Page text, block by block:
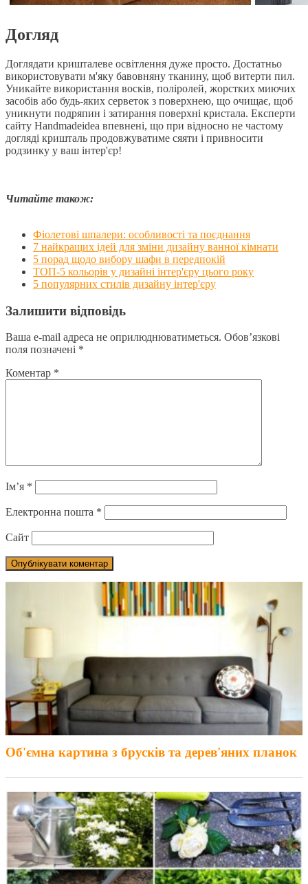
Догляд
Доглядати кришталеве освітлення дуже просто. Достатньо
використовувати м'яку бавовняну тканину, щоб витерти пил.
Уникайте використання восків, поліролей, жорстких миючих
засобів або будь-яких серветок з поверхнею, що очищає, щоб
уникнути подряпин і затирання поверхні кристала. Експерти
сайту Handmadeidea впевнені, що при відносно не частому
догляді кришталь продовжуватиме сяяти і привносити
родзинку у ваш інтер'єр!
Читайте також:
Фіолетові шпалери: особливості та поєднання
7 найкращих ідей для зміни дизайну ванної кімнати
5 порад щодо вибору шафи в передпокій
ТОП-5 кольорів у дизайні інтер'єру цього року
5 популярних стилів дизайну інтер'єру
Залишити відповідь
Ваша e-mail адреса не оприлюднюватиметься. Обов’язкові
поля позначені *
Коментар *
Ім’я *
Електронна пошта *
Сайт
Об'ємна картина з брусків та дерев'яних планок